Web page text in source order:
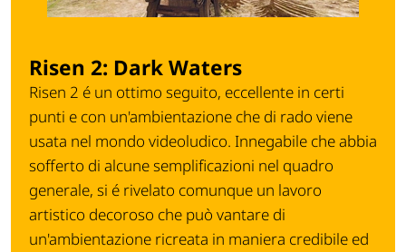
Risen 2: Dark Waters
Risen 2 é un ottimo seguito, eccellente in certi
punti e con un'ambientazione che di rado viene
usata nel mondo videoludico. Innegabile che abbia
sofferto di alcune semplificazioni nel quadro
generale, si é rivelato comunque un lavoro
artistico decoroso che può vantare di
un'ambientazione ricreata in maniera credibile ed